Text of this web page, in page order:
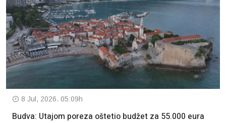
8 Jul, 2026. 05:09h
Budva: Utajom poreza oštetio budžet za 55.000 eura